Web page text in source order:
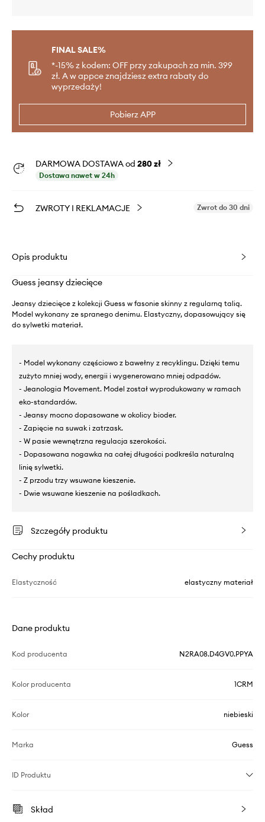
FINAL SALE%
*-15% z kodem: OFF przy zakupach za min. 399
zł. A w appce znajdziesz extra rabaty do
wyprzedaży!
Pobierz APP
DARMOWA DOSTAWA od 280 zł
Dostawa nawet w 24h
ZWROTY I REKLAMACJE Zwrot do 30 dni
Opis produktu
Guess jeansy dziecięce
Jeansy dziecięce z kolekcji Guess w fasonie skinny z regularną talią.
Model wykonany ze spranego denimu. Elastyczny, dopasowujący się
do sylwetki materiał.
- Model wykonany częściowo z bawełny z recyklingu. Dzięki temu
zużyto mniej wody, energii i wygenerowano mniej odpadów.
- Jeanologia Movement. Model został wyprodukowany w ramach
eko-standardów.
- Jeansy mocno dopasowane w okolicy bioder.
- Zapięcie na suwak i zatrzask.
- W pasie wewnętrzna regulacja szerokości.
- Dopasowana nogawka na całej długości podkreśla naturalną
linię sylwetki.
- Z przodu trzy wsuwane kieszenie.
- Dwie wsuwane kieszenie na pośladkach.
Szczegóły produktu
Cechy produktu
Elastyczność elastyczny materiał
Dane produktu
Kod producenta N2RA08.D4GV0.PPYA
Kolor producenta 1CRM
Kolor niebieski
Marka Guess
ID Produktu
Skład